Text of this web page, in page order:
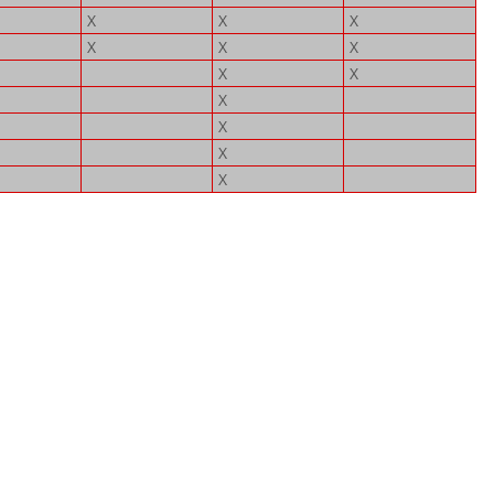
X
X
X
X
X
X
X
X
X
X
X
X